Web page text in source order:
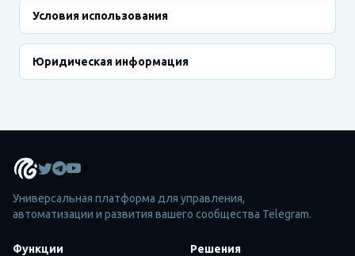
Условия использования
Юридическая информация
Универсальная платформа для управления,
автоматизации и развития вашего сообщества Telegram.
Функции
Решения